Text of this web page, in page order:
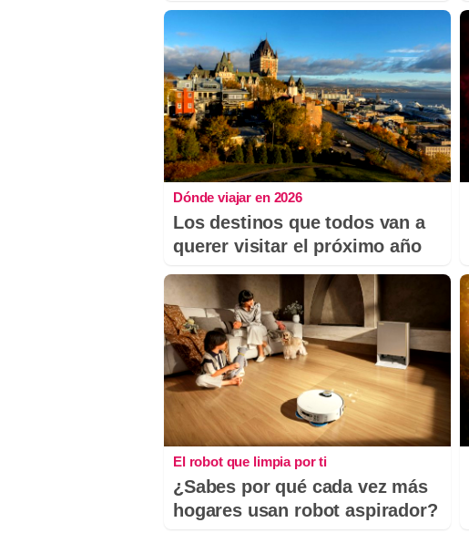
Dónde viajar en 2026
Los destinos que todos van a
querer visitar el próximo año
El robot que limpia por ti
¿Sabes por qué cada vez más
hogares usan robot aspirador?